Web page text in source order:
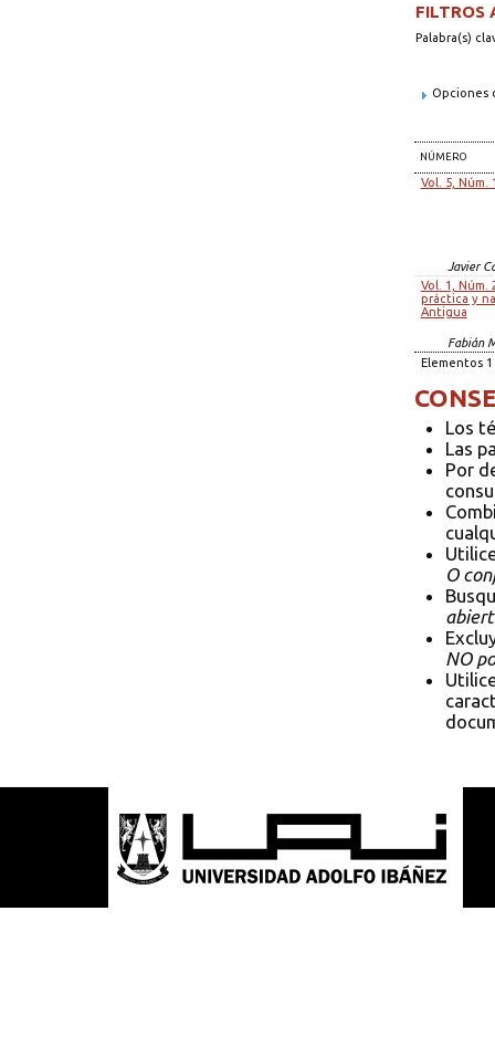
FILTROS
Palabra(s)
Opciones
NÚMERO
Vol. 5, Núm.
Javier
Vol. 1, Núm.
práctica y
Antigua
Fabián
Elementos 1
Los
Las
Por
O
NO